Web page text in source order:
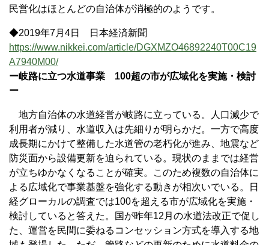
民営化はほとんどの自治体が消極的のようです。
◆2019年7月4日 日本経済新聞
https://www.nikkei.com/article/DGXMZO46892240T00C19
A7940M00/
ー岐路に立つ水道事業 100超の市が広域化を実施・検討
ー
地方自治体の水道経営が岐路に立っている。人口減少で
利用者が減り、水道収入は先細りが明らかだ。一方で高度
成長期にかけて整備した水道管の老朽化が進み、地震など
防災面から設備更新を迫られている。現状のままでは経営
が立ちゆかなくなることが確実。このため複数の自治体に
よる広域化で事業基盤を強化する動きが相次いでいる。日
経グローカルの調査では100を超える市が広域化を実施・
検討していると答えた。国が昨年12月の水道法改正で促し
た、運営を民間に委ねるコンセッション方式を導入する地